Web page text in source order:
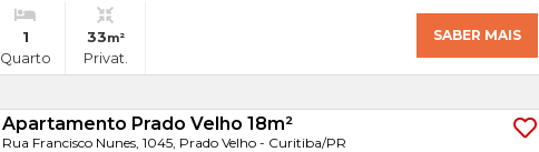
1
Quarto
33m²
Privat.
SABER MAIS
Apartamento Prado Velho 18m²
Rua Francisco Nunes, 1045, Prado Velho - Curitiba/PR